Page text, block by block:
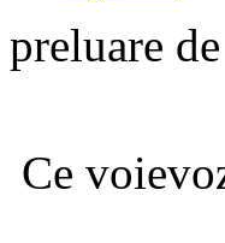
preluare
Ce